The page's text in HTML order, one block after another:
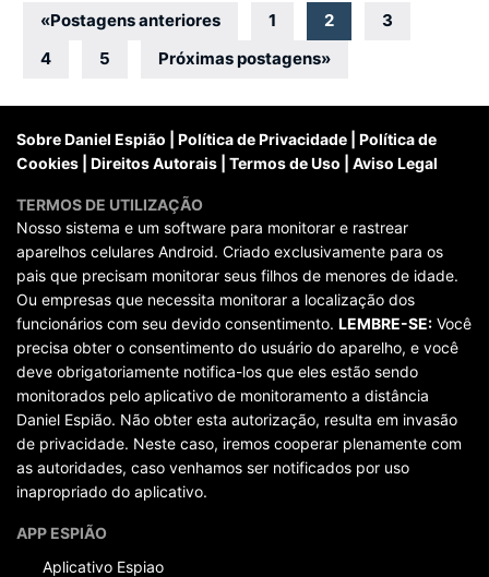
Navegação
por
posts
«Postagens anteriores 1 2
3
4
5 Próximas postagens»
Sobre Daniel Espião Política de Privacidade
Política de
Cookies
Direitos Autorais Termos de Uso Aviso Legal
TERMOS DE UTILIZAÇÃO
Nosso sistema e um software para monitorar e rastrear
aparelhos celulares Android. Criado exclusivamente para os
pais que precisam monitorar seus filhos de menores de idade.
Ou empresas que necessita monitorar a localização dos
funcionários com seu devido consentimento. LEMBRE-SE: Você
precisa obter o consentimento do usuário do aparelho, e você
deve obrigatoriamente notifica-los que eles estão sendo
monitorados pelo aplicativo de monitoramento a distância
Daniel Espião. Não obter esta autorização, resulta em invasão
de privacidade. Neste caso, iremos cooperar plenamente com
as autoridades, caso venhamos ser notificados por uso
inapropriado do aplicativo.
APP ESPIÃO
Aplicativo Espiao